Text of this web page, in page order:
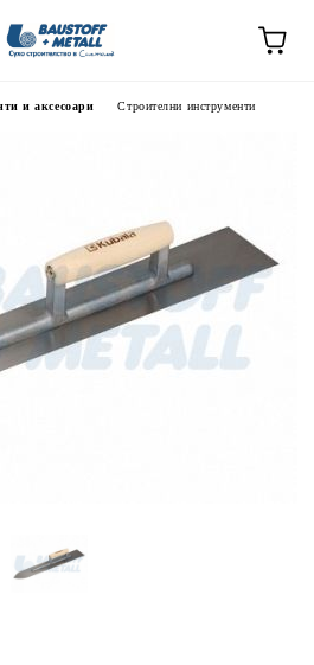
и аксесоари Строителни инструменти